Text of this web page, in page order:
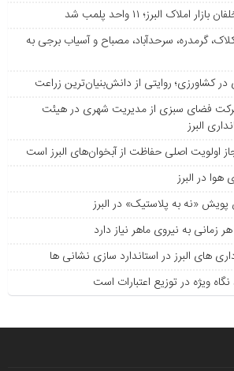
املاک البرز؛ ۱۱ واحد پلمب شد
گرمدره، سرحدآباد، مصباح و آسیاب برجی به
در کشاورزی؛ روایتی از دانش‌بنیان‌ترین زراعت
فضای سبزی از مدیریت شهری در هیئت
البرز
اولویت اصلی حفاظت از آبخوان‌های البرز است
در البرز
«نه به پلاستیک» در البرز
زمانی به نیروی ماهر نیاز دارد
های البرز در استاندارد سازی نشانی ها
نگاه ویژه در توزیع اعتبارات است